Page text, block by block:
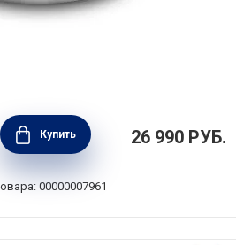
проф 6,6 л, 24 см,
639002BG6624
Купить 26 990 РУБ.
00000007961